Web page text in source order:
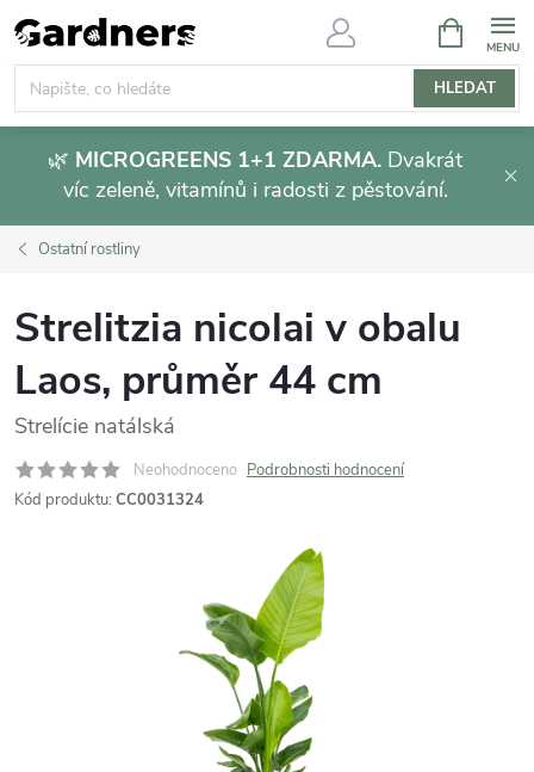
Přejít
na
obsah
HLEDAT
NÁKUPNÍ
KOŠÍK
🌿 MICROGREENS 1+1 ZDARMA. Dvakrát
víc zeleně, vitamínů i radosti z pěstování.
Ostatní rostliny
Strelitzia nicolai v obalu
Laos, průměr 44 cm
Strelície natálská
Neohodnoceno Podrobnosti hodnocení
Kód produktu: CC0031324